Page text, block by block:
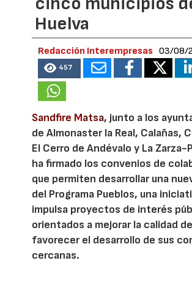
Huelva
Redacción Interempresas 03/08/
457
Sandfire Matsa, junto a los
de Almonaster la Real, Calañas,
El Cerro de Andévalo y La Zarza-
ha firmado los convenios de
que permiten desarrollar una
del Programa Pueblos, una
impulsa proyectos de interés
orientados a mejorar la calidad
favorecer el desarrollo de sus
cercanas.